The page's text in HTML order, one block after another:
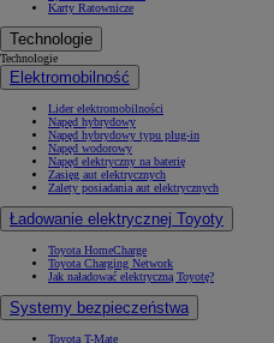
Karty Ratownicze
Technologie
Technologie
Elektromobilność
Lider elektromobilności
Napęd hybrydowy
Napęd hybrydowy typu plug-in
Napęd wodorowy
Napęd elektryczny na baterię
Zasięg aut elektrycznych
Zalety posiadania aut elektrycznych
Ładowanie elektrycznej Toyoty
Toyota HomeCharge
Toyota Charging Network
Jak naładować elektryczną Toyotę?
Systemy bezpieczeństwa
Toyota T-Mate